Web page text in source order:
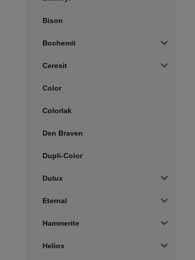
Bison
Bochemit
Ceresit
Color
Colorlak
Den Braven
Dupli-Color
Dulux
Eternal
Hammerite
Helios